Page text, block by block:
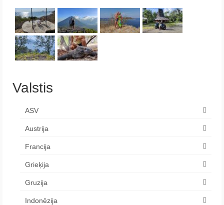
Valstis
ASV
Austrija
Francija
Grieķija
Gruzija
Indonēzija